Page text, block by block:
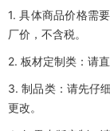
1. 具体商品价格需
厂价，不含税。
2. 板材定制类：请
3. 制品类：请先仔
更改。